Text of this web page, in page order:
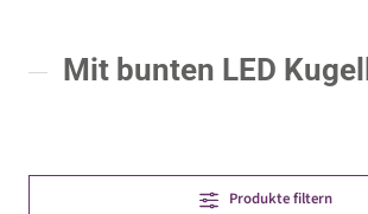
Mit bunten LED
Produkte filtern